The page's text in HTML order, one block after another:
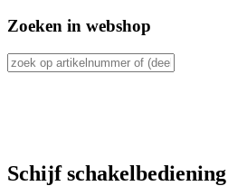
Zoeken in webshop
Schijf schakelbediening